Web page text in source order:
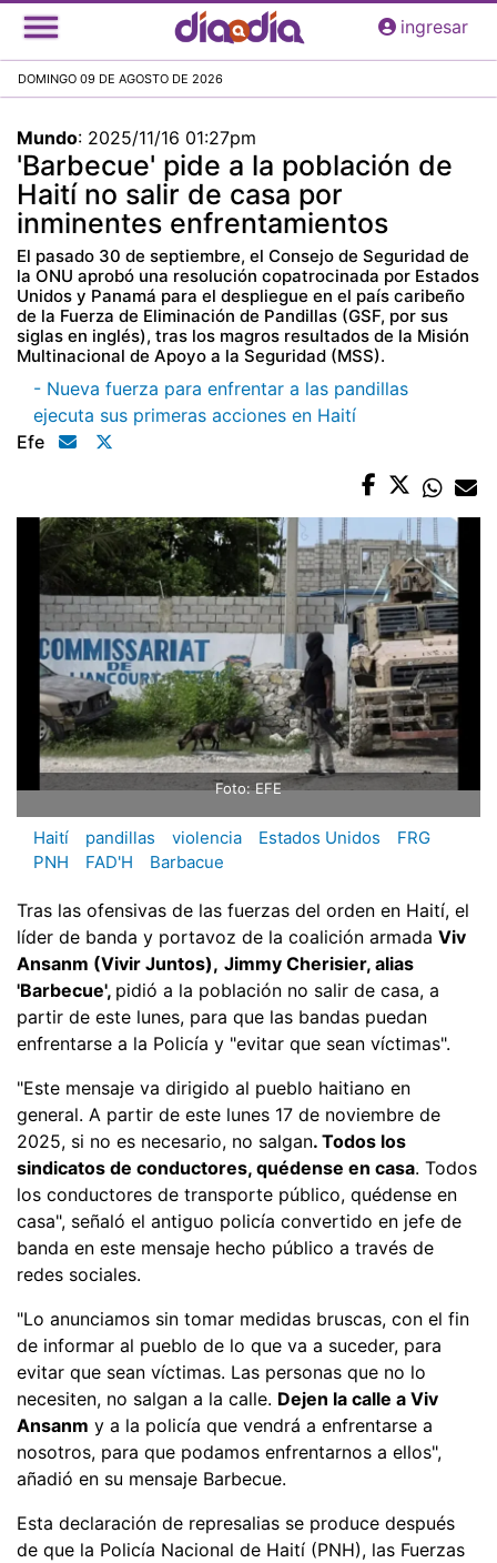
Pasar
al
principal
ingresar
DOMINGO 09 DE AGOSTO DE 2026
Mundo: 2025/11/16 01:27pm
'Barbecue' pide a la población de
Haití no salir de casa por
inminentes enfrentamientos
El pasado 30 de septiembre, el Consejo de Seguridad de
la ONU aprobó una resolución copatrocinada por Estados
Unidos y Panamá para el despliegue en el país caribeño
de la Fuerza de Eliminación de Pandillas (GSF, por sus
siglas en inglés), tras los magros resultados de la Misión
Multinacional de Apoyo a la Seguridad (MSS).
- Nueva fuerza para enfrentar a las pandillas
ejecuta sus primeras acciones en Haití
Efe
Foto: EFE
Haití pandillas violencia Estados Unidos
FRG
PNH
FAD'H Barbacue
Tras las ofensivas de las fuerzas del orden en Haití, el
líder de banda y portavoz de la coalición armada Viv
Ansanm (Vivir Juntos), Jimmy Cherisier, alias
'Barbecue', pidió a la población no salir de casa, a
partir de este lunes, para que las bandas puedan
enfrentarse a la Policía y "evitar que sean víctimas".
"Este mensaje va dirigido al pueblo haitiano en
general. A partir de este lunes 17 de noviembre de
2025, si no es necesario, no salgan. Todos los
sindicatos de conductores, quédense en casa. Todos
los conductores de transporte público, quédense en
casa", señaló el antiguo policía convertido en jefe de
banda en este mensaje hecho público a través de
redes sociales.
"Lo anunciamos sin tomar medidas bruscas, con el fin
de informar al pueblo de lo que va a suceder, para
evitar que sean víctimas. Las personas que no lo
necesiten, no salgan a la calle. Dejen la calle a Viv
Ansanm y a la policía que vendrá a enfrentarse a
nosotros, para que podamos enfrentarnos a ellos",
añadió en su mensaje Barbecue.
Esta declaración de represalias se produce después
de que la Policía Nacional de Haití (PNH), las Fuerzas